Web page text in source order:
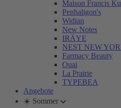
Maison Francis
Penhaligon's
Widian
New Notes
IRÄYE
NEST NEW
Farmacy Beauty
Ouai
La Prairie
TYPEBEA
Angebote
☀️ Sommer